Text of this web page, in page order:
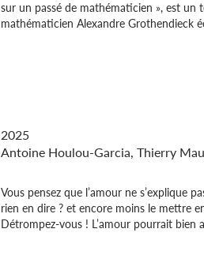
sur un passé de mathématicien », est un
mathématicien Alexandre Grothendieck
2025
Antoine Houlou-Garcia, Thierry
Vous pensez que l’amour ne s’explique
rien en dire ? et encore moins le mettre
Détrompez-vous ! L’amour pourrait bien